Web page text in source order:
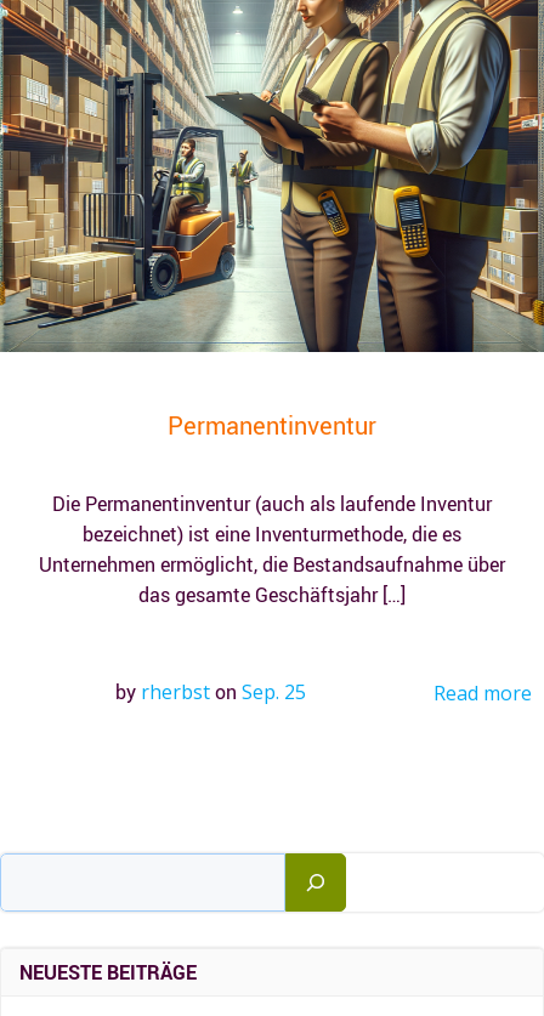
Permanentinventur
Die Permanentinventur (auch als laufende Inventur
bezeichnet) ist eine Inventurmethode, die es
Unternehmen ermöglicht, die Bestandsaufnahme über
das gesamte Geschäftsjahr […]
by rherbston Sep. 25 Read more
Suchen
NEUESTE BEITRÄGE